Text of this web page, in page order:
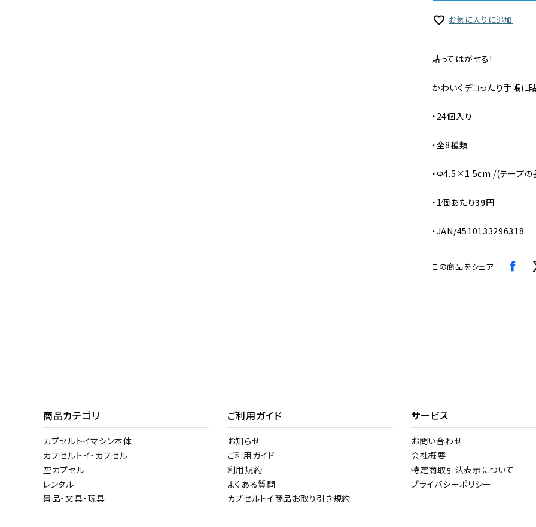
お気に入りに追加
貼ってはがせる!
かわいくデコったり手帳に
・24個入り
・全8種類
・Φ4.5×1.5cm /(テープの
・ 1個あたり39円
・JAN/4510133296318
この商品をシェア
商品カテゴリ
カプセルトイマシン本体
カプセルトイ・カプセル
空カプセル
レンタル
景品・文具・玩具
ご利用ガイド
お知らせ
ご利用ガイド
利用規約
よくある質問
カプセルトイ商品お取り引き規約
サービス
お問い合わせ
会社概要
特定商取引法表示について
プライバシーポリシー